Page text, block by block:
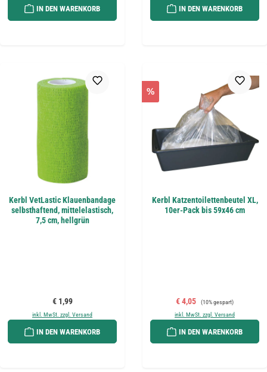
IN DEN WARENKORB IN DEN WARENKORB
Kerbl VetLastic Klauenbandage
selbsthaftend, mittelelastisch,
7,5 cm, hellgrün
Regulärer Preis:
€ 1,99
inkl. MwSt. zzgl. Versand
IN DEN WARENKORB
%
Kerbl Katzentoilettenbeutel XL,
10er-Pack bis 59x46 cm
Verkaufspreis:
€ 4,05 Regulärer Preis:
(10% gespart)
inkl. MwSt. zzgl. Versand
IN DEN WARENKORB